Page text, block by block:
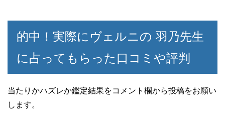
的中！実際にヴェルニの 羽乃先生
に占ってもらった口コミや評判
当たりかハズレか鑑定結果をコメント欄から投稿をお願い
します。